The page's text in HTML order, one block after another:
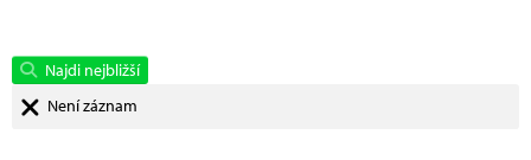
Najdi nejbližší
Není záznam